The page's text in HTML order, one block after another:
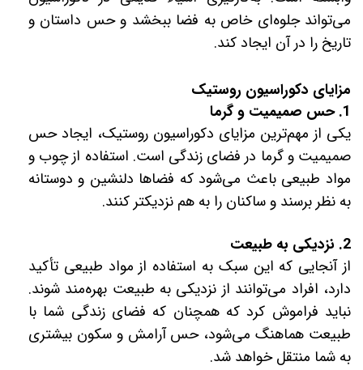
می‌تواند جلوه‌ای خاص به فضا ببخشد و حس داستان و
تاریخ را در آن ایجاد کند.
مزایای دکوراسیون روستیک
1. حس صمیمیت و گرما
یکی از مهم‌ترین مزایای دکوراسیون روستیک، ایجاد حس
صمیمیت و گرما در فضای زندگی است. استفاده از چوب و
مواد طبیعی باعث می‌شود که فضاها دلنشین و دوستانه
به نظر برسند و ساکنان را به هم نزدیکتر کنند.
2. نزدیکی به طبیعت
از آنجایی که این سبک به استفاده از مواد طبیعی تأکید
دارد، افراد می‌توانند از نزدیکی به طبیعت بهره‌مند شوند.
نباید فراموش کرد که همچنان که فضای زندگی شما با
طبیعت هماهنگ می‌شود، حس آرامش و سکون بیشتری
به شما منتقل خواهد شد.